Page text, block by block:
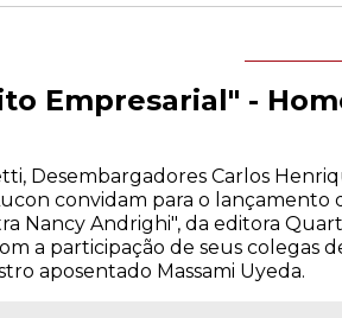
Empresarial" -
Desembargadores Carlos
convidam para o lançamento
Nancy Andrighi", da editora
a participação de seus colegas
aposentado Massami Uyeda.